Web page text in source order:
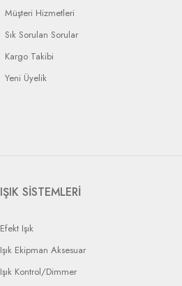
Müşteri Hizmetleri
Sık Sorulan Sorular
Kargo Takibi
Yeni Üyelik
IŞIK SİSTEMLERİ
Efekt Işık
Işık Ekipman Aksesuar
Işık Kontrol/Dimmer